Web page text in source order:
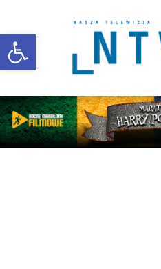
Otwórz pasek narzędzi